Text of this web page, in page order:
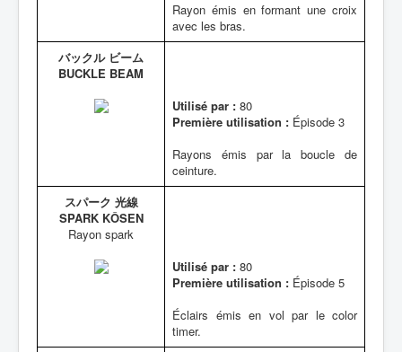
Rayon émis en formant une croix
avec les bras.
バックル ビーム
BUCKLE BEAM
Utilisé par : 80
Première utilisation : Épisode 3
Rayons émis par la boucle de
ceinture.
スパーク 光線
SPARK KÔSEN
Rayon spark
Utilisé par : 80
Première utilisation : Épisode 5
Éclairs émis en vol par le color
timer.